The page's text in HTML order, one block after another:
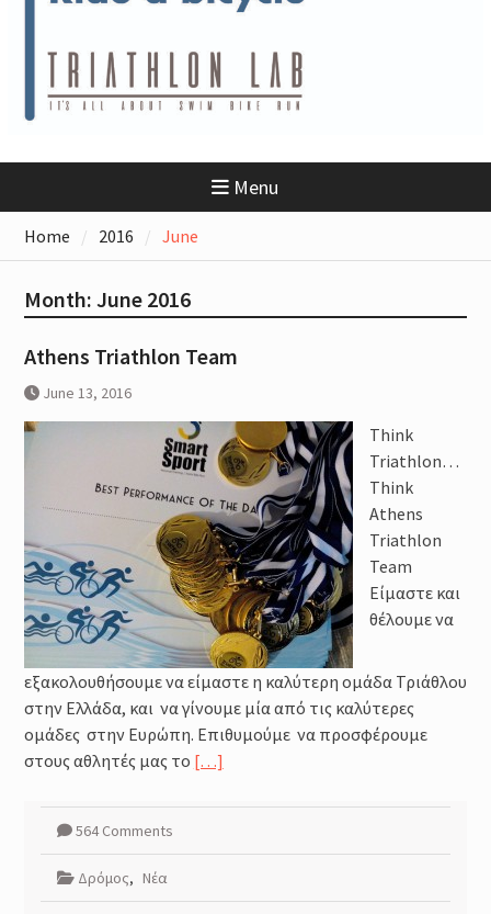
Ironman Greece 70.3 Hollistic
Sports Recovery – Sports
Psychology
Προπονητής Τριάθλου
eshop του Triathlon Lab
(www.triathlonlab.gr)
Triathlon Performance to the
Ανάβυσσος, Άλιμος)
Μέθοδοι καθορισμού της
έντασης της προπόνησης :
Φυσιολογικά και Πρακτικά
Ζητήματα
Προπόνηση Τριάθλου :
Περιοδικότητα
Προπόνηση Δύναμης για αθλητές
Τριάθλου
Προπόνηση Τριάθλου:
Περιοδικότητα προπόνησης
Menu
Home 2016 June
Month: June 2016
Athens Triathlon Team
June 13, 2016
Think
Triathlon…
Think
Athens
Triathlon
Team
Είμαστε και
θέλουμε να
εξακολουθήσουμε να είμαστε η καλύτερη ομάδα Τριάθλου
στην Ελλάδα, και να γίνουμε μία από τις καλύτερες
ομάδες στην Ευρώπη. Επιθυμούμε να προσφέρουμε
στους αθλητές μας το […]
564 Comments
Δρόμος, Νέα